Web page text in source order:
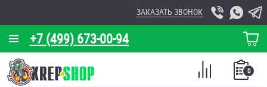
+7 (499) 673-00-94
ЗАКАЗАТЬ ЗВОНОК
КОРЗИНА
О КОМПАНИИ
0